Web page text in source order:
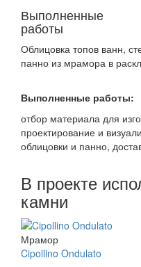
Выполненные
работы
Облицовка топов ванн,
панно из мрамора в
Выполненные работы:
отбор материала для
проектирование и
облицовки и панно,
В проекте
камни
Мрамор
Cipollino Ondulato